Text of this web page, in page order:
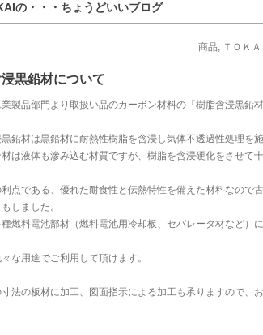
の・・・ちょうどいいブログ
商品, ＴＯＫ
黒鉛材について
製品部門より取扱い品のカーボン材料の『樹脂含浸黒鉛
鉛材は黒鉛材に耐熱性樹脂を含浸し気体不透過性処理を施
は液体も滲み込む材質ですが、樹脂を含浸硬化をさせて
点である、優れた耐食性と伝熱特性を備えた材料なので
しました。
種燃料電池部材（燃料電池用冷却板、セパレータ材など）
な用途でご利用して頂けます。
法の板材に加工、図面指示による加工も承りますので、